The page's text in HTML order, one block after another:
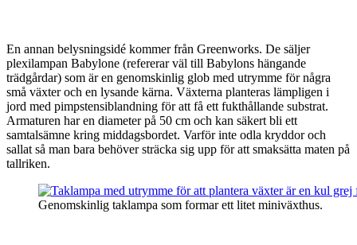
En annan belysningsidé kommer från Greenworks. De säljer
plexilampan Babylone (refererar väl till Babylons hängande
trädgårdar) som är en genomskinlig glob med utrymme för några
små växter och en lysande kärna. Växterna planteras lämpligen i
jord med pimpstensiblandning för att få ett fukthållande substrat.
Armaturen har en diameter på 50 cm och kan säkert bli ett
samtalsämne kring middagsbordet. Varför inte odla kryddor och
sallat så man bara behöver sträcka sig upp för att smaksätta maten på
tallriken.
Genomskinlig taklampa som formar ett litet miniväxthus.